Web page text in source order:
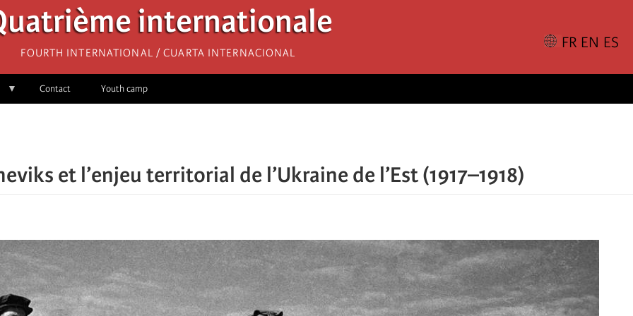
internationale
Fourth International / Cuarta Internacional
Contact Youth camp
et l’enjeu territorial de l’Ukraine de l’Est (1917–1918)